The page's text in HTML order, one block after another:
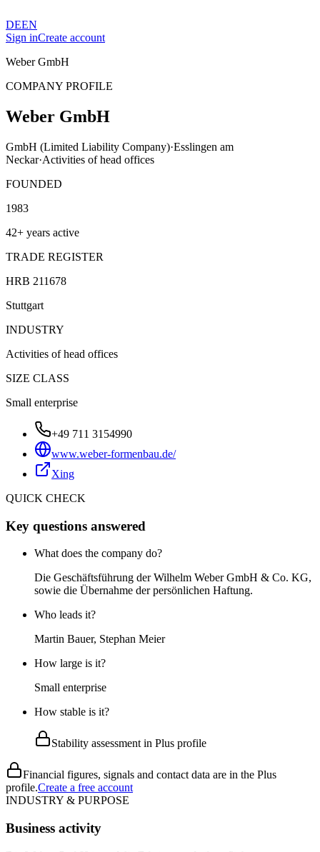
DEEN
Sign inCreate account
Weber GmbH
COMPANY PROFILE
Weber GmbH
GmbH (Limited Liability Company)·Esslingen am
Neckar·Activities of head offices
FOUNDED
1983
42+ years active
TRADE REGISTER
HRB 211678
Stuttgart
INDUSTRY
Activities of head offices
SIZE CLASS
Small enterprise
+49 711 3154990
www.weber-formenbau.de/
Xing
QUICK CHECK
Key questions answered
What does the company do?
Die Geschäftsführung der Wilhelm Weber GmbH & Co. KG,
sowie die Übernahme der persönlichen Haftung.
Who leads it?
Martin Bauer, Stephan Meier
How large is it?
Small enterprise
How stable is it?
Stability assessment in Plus profile
Financial figures, signals and contact data are in the Plus
profile.Create a free account
INDUSTRY & PURPOSE
Business activity